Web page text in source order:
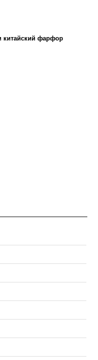
китайский фарфор